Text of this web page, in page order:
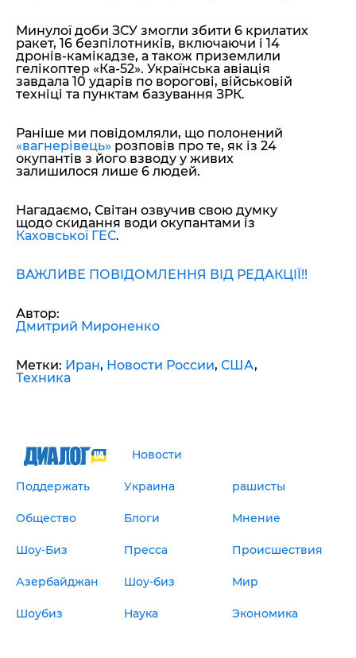
Минулої доби ЗСУ змогли збити 6 крилатих
ракет, 16 безпілотників, включаючи і 14
дронів-камікадзе, а також приземлили
гелікоптер «Ка-52». Українська авіація
завдала 10 ударів по ворогові, військовій
техніці та пунктам базування ЗРК.
Раніше ми повідомляли, що полонений
«вагнерівець» розповів про те, як із 24
окупантів з його взводу у живих
залишилося лише 6 людей.
Нагадаємо, Світан озвучив свою думку
щодо скидання води окупантами із
Каховської ГЕС.
ВАЖЛИВЕ ПОВІДОМЛЕННЯ ВІД РЕДАКЦІЇ!!
Автор:
Дмитрий Мироненко
Метки: Иран, Новости России, США,
Техника
Новости
Поддержать Украина рашисты
Общество Блоги Мнение
Шоу-Биз Пресса Происшествия
Азербайджан Шоу-биз Мир
Шоубиз Наука Экономика